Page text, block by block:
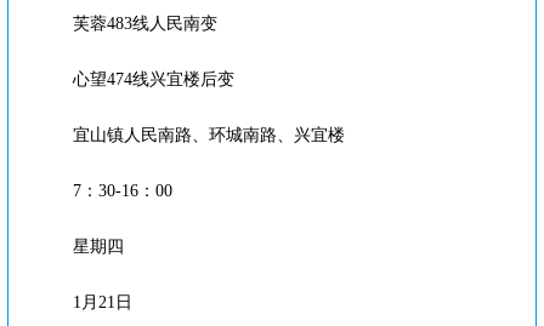
芙蓉483线人民南变
心望474线兴宜楼后变
宜山镇人民南路、环城南路、兴宜楼
7：30-16：00
星期四
1月21日